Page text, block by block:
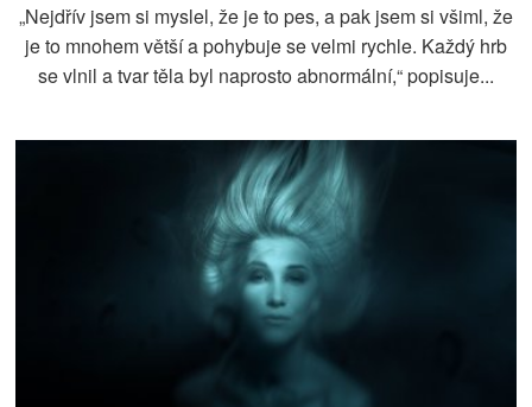
„Nejdřív jsem si myslel, že je to pes, a pak jsem si všiml, že
je to mnohem větší a pohybuje se velmi rychle. Každý hrb
se vlnil a tvar těla byl naprosto abnormální,“ popisuje...